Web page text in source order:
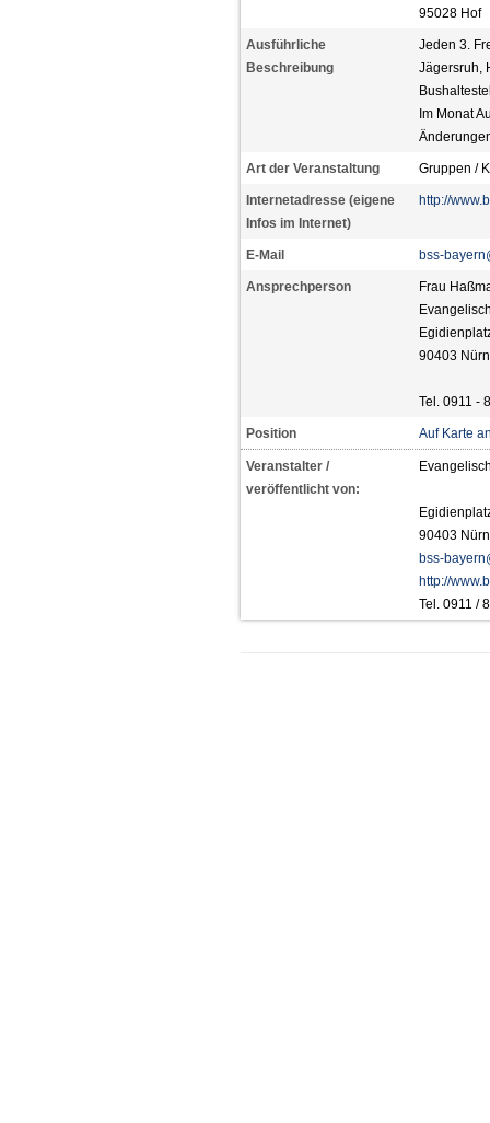
95028 Hof
Ausführliche
Beschreibung
Jeden 3.
Jägersruh,
Im Monat
Art der Veranstaltung Gruppen /
Internetadresse (eigene
Infos im Internet)
http://
E-Mail bss-
Ansprechperson
Frau
90403
Tel. 0911 -
Position Auf Karte
Veranstalter /
veröffentlicht von:
90403
bss-
http://
Tel. 0911 /